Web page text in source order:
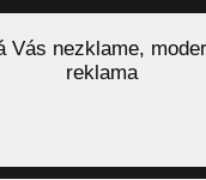
Vás nezklame,
reklama